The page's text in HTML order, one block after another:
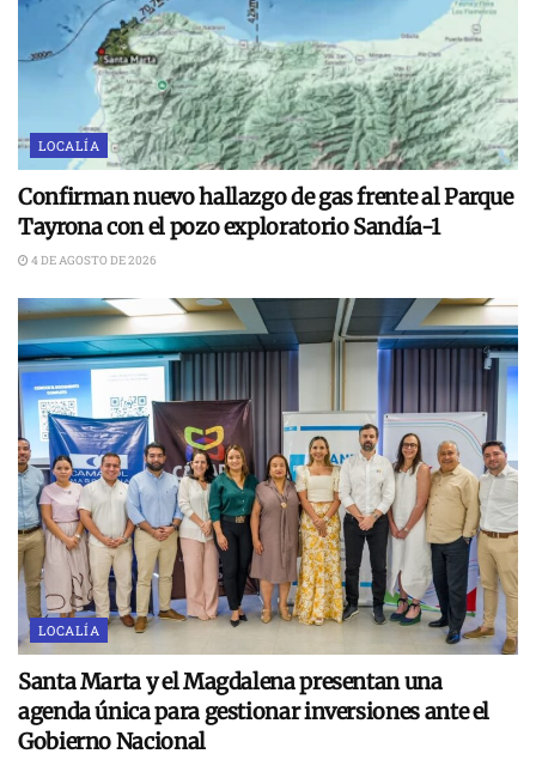
LOCALÍA
Confirman nuevo hallazgo de gas frente al Parque
Tayrona con el pozo exploratorio Sandía-1
4 DE AGOSTO DE 2026
LOCALÍA
Santa Marta y el Magdalena presentan una
agenda única para gestionar inversiones ante el
Gobierno Nacional